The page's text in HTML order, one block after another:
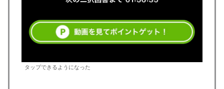
タップできるようになった